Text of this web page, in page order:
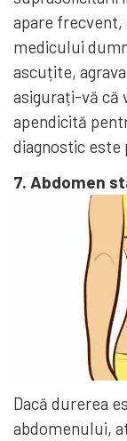
apare frecvent,
medicului
ascuțite,
asigurați-vă că
apendicită
diagnostic este
7. Abdomen
Dacă durerea
abdomenului,